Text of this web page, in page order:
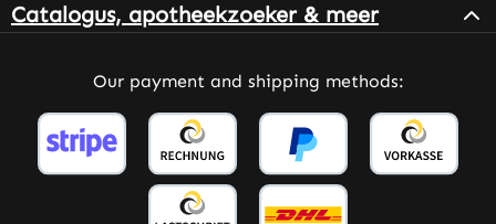
Catalogus, apotheekzoeker & meer
Our payment and shipping methods: